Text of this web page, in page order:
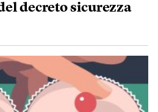
decreto sicurezza